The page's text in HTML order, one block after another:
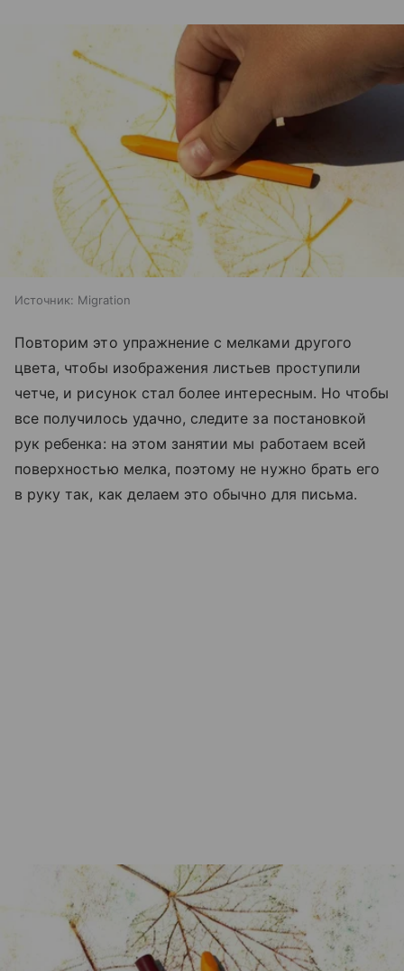
Источник: Migration
Повторим это упражнение с мелками другого
цвета, чтобы изображения листьев проступили
четче, и рисунок стал более интересным. Но чтобы
все получилось удачно, следите за постановкой
рук ребенка: на этом занятии мы работаем всей
поверхностью мелка, поэтому не нужно брать его
в руку так, как делаем это обычно для письма.